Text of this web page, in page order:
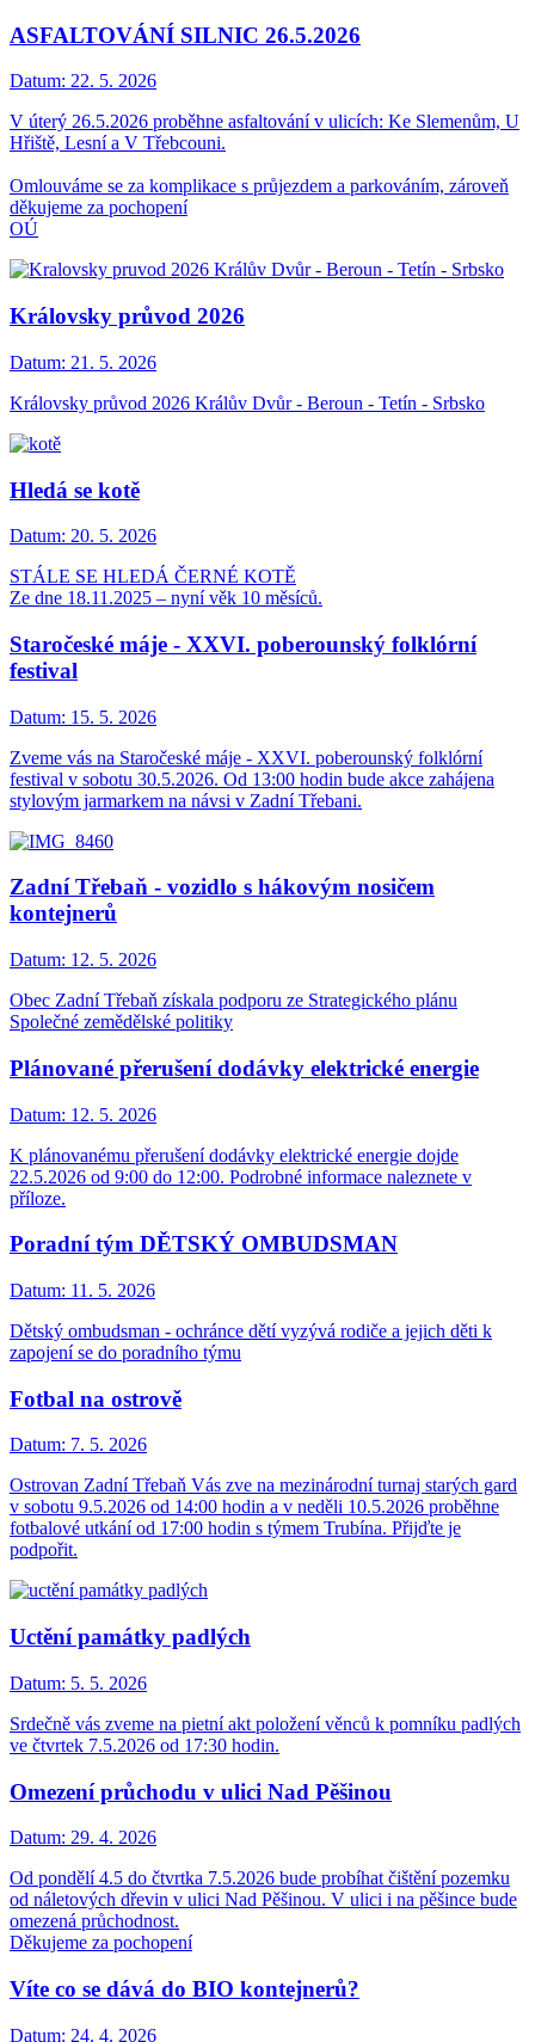
ASFALTOVÁNÍ SILNIC 26.5.2026
Datum: 22. 5. 2026
V úterý 26.5.2026 proběhne asfaltování v ulicích: Ke Slemenům, U
Hřiště, Lesní a V Třebcouni.
Omlouváme se za komplikace s průjezdem a parkováním, zároveň
děkujeme za pochopení
OÚ
Královsky průvod 2026
Datum: 21. 5. 2026
Královsky průvod 2026 Králův Dvůr - Beroun - Tetín - Srbsko
Hledá se kotě
Datum: 20. 5. 2026
STÁLE SE HLEDÁ ČERNÉ KOTĚ
Ze dne 18.11.2025 – nyní věk 10 měsíců.
Staročeské máje - XXVI. poberounský folklórní
festival
Datum: 15. 5. 2026
Zveme vás na Staročeské máje - XXVI. poberounský folklórní
festival v sobotu 30.5.2026. Od 13:00 hodin bude akce zahájena
stylovým jarmarkem na návsi v Zadní Třebani.
Zadní Třebaň - vozidlo s hákovým nosičem
kontejnerů
Datum: 12. 5. 2026
Obec Zadní Třebaň získala podporu ze Strategického plánu
Společné zemědělské politiky
Plánované přerušení dodávky elektrické energie
Datum: 12. 5. 2026
K plánovanému přerušení dodávky elektrické energie dojde
22.5.2026 od 9:00 do 12:00. Podrobné informace naleznete v
příloze.
Poradní tým DĚTSKÝ OMBUDSMAN
Datum: 11. 5. 2026
Dětský ombudsman - ochránce dětí vyzývá rodiče a jejich děti k
zapojení se do poradního týmu
Fotbal na ostrově
Datum: 7. 5. 2026
Ostrovan Zadní Třebaň Vás zve na mezinárodní turnaj starých gard
v sobotu 9.5.2026 od 14:00 hodin a v neděli 10.5.2026 proběhne
fotbalové utkání od 17:00 hodin s týmem Trubína. Přijďte je
podpořit.
Uctění památky padlých
Datum: 5. 5. 2026
Srdečně vás zveme na pietní akt položení věnců k pomníku padlých
ve čtvrtek 7.5.2026 od 17:30 hodin.
Omezení průchodu v ulici Nad Pěšinou
Datum: 29. 4. 2026
Od pondělí 4.5 do čtvrtka 7.5.2026 bude probíhat čištění pozemku
od náletových dřevin v ulici Nad Pěšinou. V ulici i na pěšince bude
omezená průchodnost.
Děkujeme za pochopení
Víte co se dává do BIO kontejnerů?
Datum: 24. 4. 2026